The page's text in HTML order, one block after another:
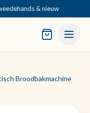
& nieuw
Broodbakmachine